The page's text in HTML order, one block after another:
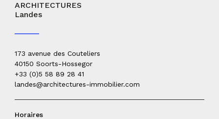
ARCHITECTURES
Landes
173 avenue des Couteliers
40150 Soorts-Hossegor
+33 (0)5 58 89 28 41
landes@architectures-immobilier.com
Horaires